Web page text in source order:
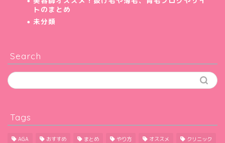
トのまとめ
未分類
Search
Tags
AGA おすすめ まとめ やり方 オススメ クリニック